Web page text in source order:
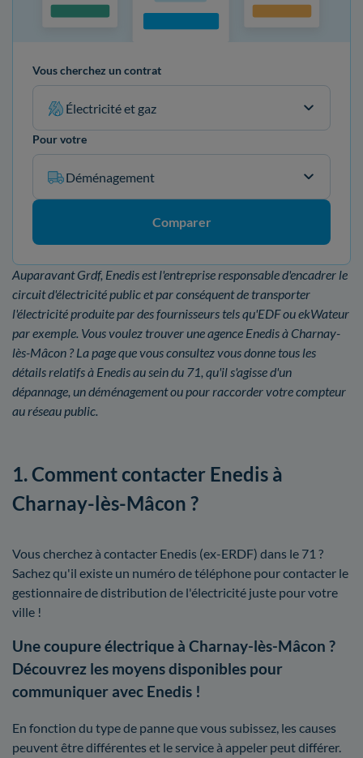
Vous cherchez un contrat
Électricité et gaz
Pour votre
Déménagement
Comparer
Auparavant Grdf, Enedis est l'entreprise responsable d'encadrer le
circuit d'électricité public et par conséquent de transporter
l'électricité produite par des fournisseurs tels qu'EDF ou ekWateur
par exemple. Vous voulez trouver une agence Enedis à Charnay-
lès-Mâcon ? La page que vous consultez vous donne tous les
détails relatifs à Enedis au sein du 71, qu'il s'agisse d'un
dépannage, un déménagement ou pour raccorder votre compteur
au réseau public.
1. Comment contacter Enedis à
Charnay-lès-Mâcon ?
Vous cherchez à contacter Enedis (ex-ERDF) dans le 71 ?
Sachez qu'il existe un numéro de téléphone pour contacter le
gestionnaire de distribution de l'électricité juste pour votre
ville !
Une coupure électrique à Charnay-lès-Mâcon ?
Découvrez les moyens disponibles pour
communiquer avec Enedis !
En fonction du type de panne que vous subissez, les causes
peuvent être différentes et le service à appeler peut différer.